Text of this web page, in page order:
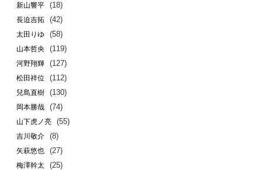
新山響平 (18)
長迫吉拓 (42)
太田りゆ (58)
山本哲央 (119)
河野翔輝 (127)
松田祥位 (112)
兒島直樹 (130)
岡本勝哉 (74)
山下虎ノ亮 (55)
吉川敬介 (8)
矢萩悠也 (27)
梅澤幹太 (25)